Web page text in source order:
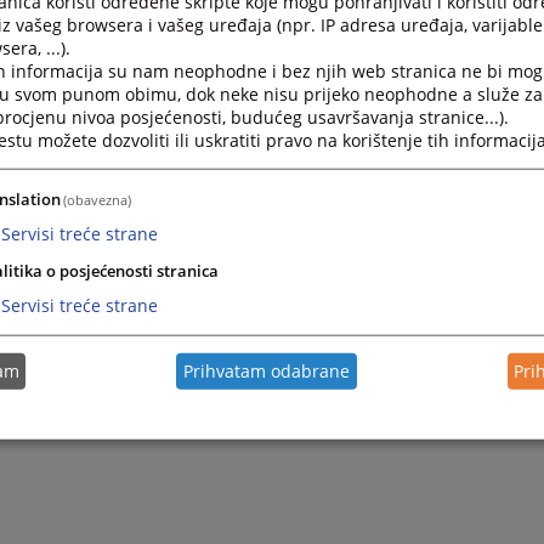
spisa u arhivu i uništavanje bezvrijednog
javnih isprava Apostille pečatom,
ugovora,
uvjerenja o činjenicama o kojima sud vodi
obavljaju zaposleni na radnim mjestima Referenta za
Referenta za upravljanje predmetima i Referenta za
pisarnica smještena je u prizemlju zgrade suda u
je 035/631-373 lokal 17 i 18
vašeg browsera i vašeg uređaja (npr. IP adresa uređaja,
...).
informacija su nam neophodne i bez njih web stranica ne bi
svom punom obimu, dok neke nisu prijeko neophodne a služe
nivoa posjećenosti, budućeg usavršavanja stranice...).
možete dozvoliti ili uskratiti pravo na korištenje tih
(obavezna)
Servisi treće strane
o posjećenosti stranica
Servisi treće strane
Prihvatam odabrane